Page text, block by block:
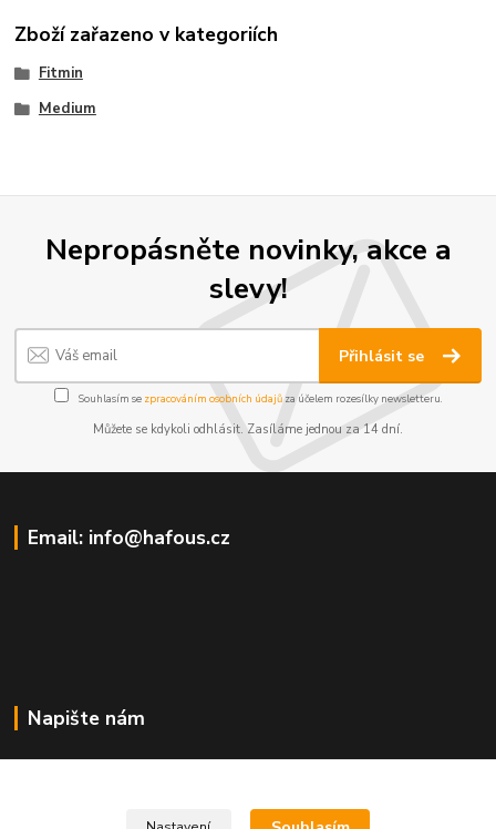
Zboží zařazeno v kategoriích
Fitmin
Medium
Nepropásněte novinky, akce a
slevy!
Přihlásit se
Souhlasím se zpracováním osobních údajůza účelem rozesílky newsletteru.
Můžete se kdykoli odhlásit. Zasíláme jednou za 14 dní.
Email: info@hafous.cz
Napište nám